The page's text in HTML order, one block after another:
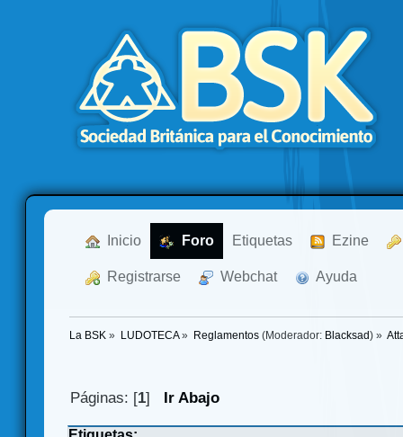
Inicio Foro Etiquetas Ezine
Registrarse Webchat Ayuda
La BSK » LUDOTECA» Reglamentos(Moderador: Blacksad ) »
Páginas: [1] Ir Abajo